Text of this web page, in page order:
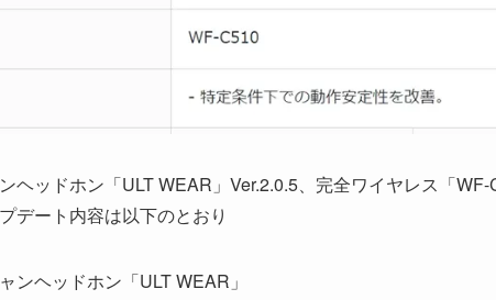
ヘッドホン「ULT WEAR」Ver.2.0.5、完全ワイヤレス「
デート内容は以下のとおり
ンヘッドホン「ULT WEAR」